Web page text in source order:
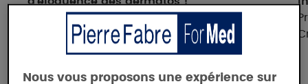
Découvrez la 1ère édition du concours
d’éloquence des Dermatos !
Nous vous proposons une expérience sur